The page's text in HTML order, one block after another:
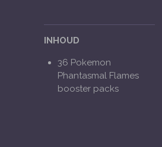
INHOUD
36 Pokemon
Phantasmal Flames
booster packs